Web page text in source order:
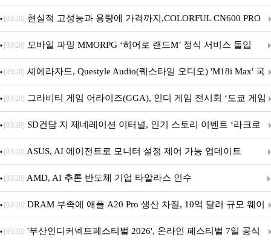
브랜드데이 기획전 진행
[03/20] 현실적 고성능과 용량에 가격까지,COLORFUL CN600 PRO
M.2 NVMe 디앤디컴 1TB
[03/20] 모바일 파밍 MMORPG ‘히어로 랜드M’ 정식 서비스 돌입
[03/20] 셰에라자드, Questyle Audio(퀘스타일 오디오) 'M18i Max' 국
내 정식 출시
[03/20] 그라비티 게임 어라이즈(GGA), 인디 게임 전시회 ‘도쿄 게임
던전 13’ 참가!
[03/20] SD건담 지 제네레이션 이터널, 인기 스토리 이벤트 ‘라크로
아의 용사’ 재개최 및 풍성한 기념 이벤트 실시!
[03/20] ASUS, AI 에이전트로 모니터 설정 제어 가능 업데이트
[03/20] AMD, AI 추론 반도체 기업 타알라스 인수
[03/20] DRAM 부족에 애플 A20 Pro 생산 차질, 10억 달러 규모 웨이
퍼 대기
[03/20] '부산인디커넥트페스티벌 2026', 온라인 페스티벌 7일 공식